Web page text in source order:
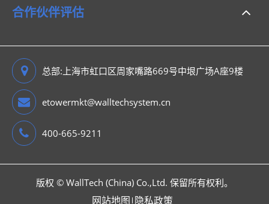
合作伙伴评估
总部:上海市虹口区周家嘴路669号中垠广场A座9楼
etowermkt@walltechsystem.cn
400-665-9211
版权 © WallTech (China) Co.,Ltd. 保留所有权利。
网站地图 隐私政策